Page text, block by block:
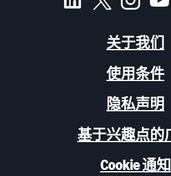
关于我们
使用条件
隐私声明
基于兴趣点的
Cookie 通知